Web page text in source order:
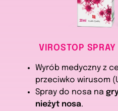
VIROSTOP
Wyrób medyczny z
przeciwko wirusom
Spray do nosa na
nieżyt nosa.